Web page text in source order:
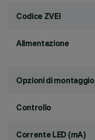
Codice ZVEI
Alimentazione
Opzioni di montaggio
Controllo
Corrente LED (mA)